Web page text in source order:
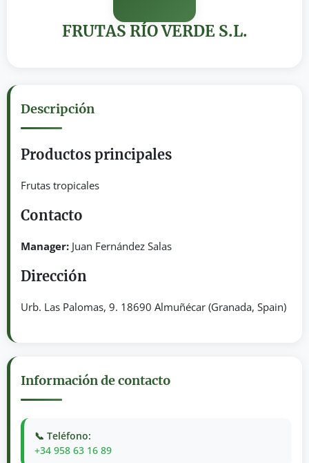
FRUTAS RÍO VERDE S.L.
Descripción
Productos principales
Frutas tropicales
Contacto
Manager: Juan Fernández Salas
Dirección
Urb. Las Palomas, 9. 18690 Almuñécar (Granada, Spain)
Información de contacto
📞 Teléfono:
+34 958 63 16 89